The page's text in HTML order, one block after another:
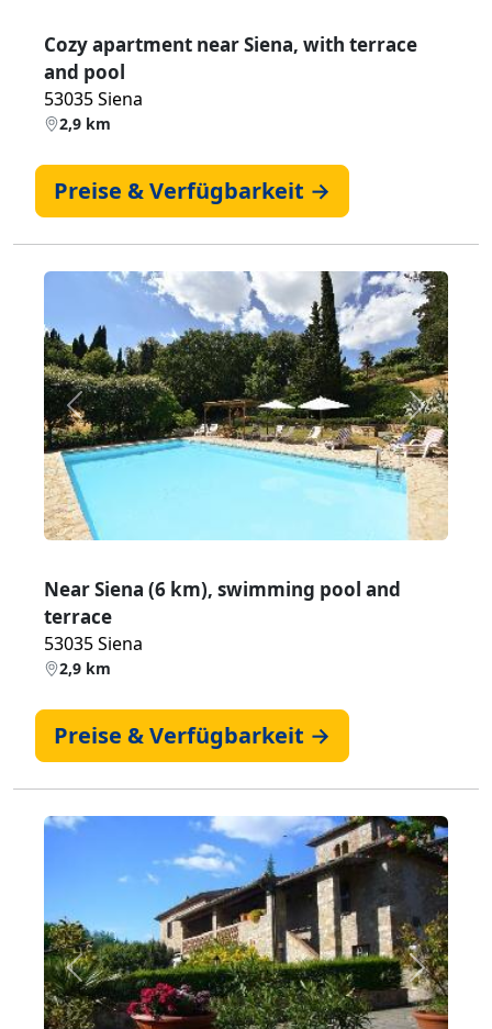
Cozy apartment near Siena, with terrace
and pool
53035 Siena
2,9 km
Preise & Verfügbarkeit →
Zurück Weiter
Near Siena (6 km), swimming pool and
terrace
53035 Siena
2,9 km
Preise & Verfügbarkeit →
Zurück Weiter